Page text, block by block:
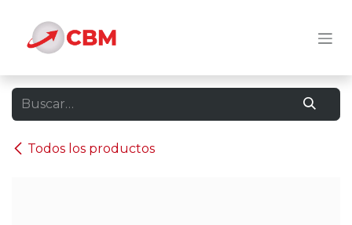
Todos los productos